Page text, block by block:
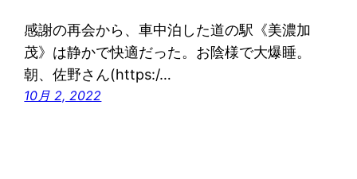
感謝の再会から、車中泊した道の駅《美濃加
茂》は静かで快適だった。お陰様で大爆睡。
朝、佐野さん(https:/…
10月 2, 2022